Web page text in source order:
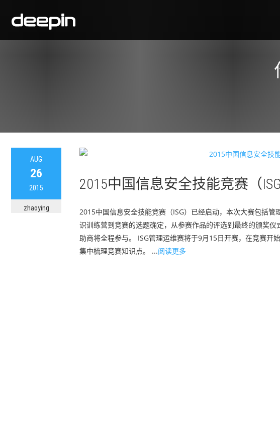
AUG
26
2015
zhaoying
2015中国信息安全技能竞赛（
2015中国信息安全技能竞赛（ISG）已经启动，本次大赛包括
识训练营到竞赛的选题确定，从参赛作品的评选到最终的颁奖
助商将全程参与。 ISG管理运维赛将于9月15日开赛，在竞赛开
集中梳理竞赛知识点。 ...阅读更多